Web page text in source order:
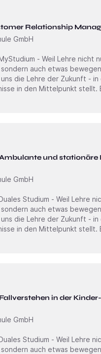
Relationship
GmbH
MyStudium - Weil Lehre
die Lehre der Zukunft - in
stellt. Erweitere unsere akademische
und
GmbH
Duales Studium - Weil Lehre
die Lehre der Zukunft - in
stellt. Erweitere unsere akademische
in der
GmbH
Duales Studium - Weil Lehre